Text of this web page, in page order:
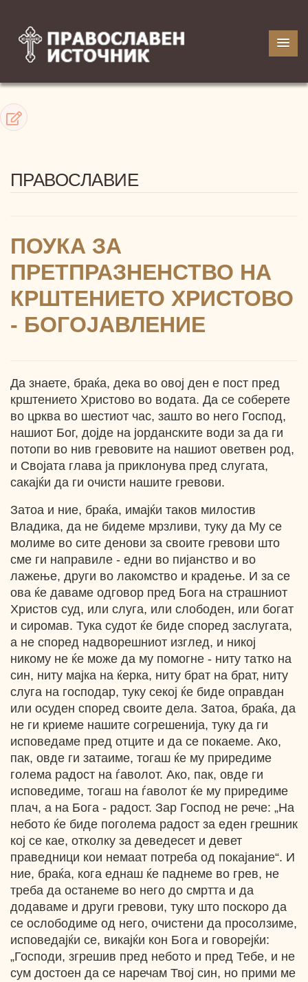
ПРАВОСЛАВИЕ
ПОУКА ЗА
ПРЕТПРАЗНЕНСТВО НА
КРШТЕНИЕТО ХРИСТОВО
- БОГОЈАВЛЕНИЕ
Да знаете, браќа, дека во овој ден е пост пред
крштението Христово во водата. Да се соберете
во црква во шестиот час, зашто во него Господ,
нашиот Бог, дојде на јорданските води за да ги
потопи во нив гревовите на нашиот оветвен род,
и Својата глава ја приклонува пред слугата,
сакајќи да ги очисти нашите гревови.
Затоа и ние, браќа, имајќи таков милостив
Владика, да не бидеме мрзливи, туку да Му се
молиме во сите денови за своите гревови што
сме ги направиле - едни во пијанство и во
лажење, други во лакомство и крадење. И за се
ова ќе даваме одговор пред Бога на страшниот
Христов суд, или слуга, или слободен, или богат
и сиромав. Тука судот ќе биде според заслугата,
а не според надворешниот изглед, и никој
никому не ќе може да му помогне - ниту татко на
син, ниту мајка на ќерка, ниту брат на брат, ниту
слуга на господар, туку секој ќе биде оправдан
или осуден според своите дела. Затоа, браќа, да
не ги криеме нашите согрешенија, туку да ги
исповедаме пред отците и да се покаеме. Ако,
пак, овде ги затаиме, тогаш ќе му приредиме
голема радост на ѓаволот. Ако, пак, овде ги
исповедиме, тогаш на ѓаволот ќе му приредиме
плач, а на Бога - радост. Зар Господ не рече: „На
небото ќе биде поголема радост за еден грешник
кој се кае, отколку за деведесет и девет
праведници кои немаат потреба од покајание“. И
ние, браќа, кога еднаш ќе паднеме во грев, не
треба да останеме во него до смртта и да
додаваме и други гревови, туку што поскоро да
се ослободиме од него, очистени да просолзиме,
исповедајќи се, викајќи кон Бога и говорејќи:
„Господи, згрешив пред небото и пред Тебе, и не
сум достоен да се наречам Твој син, но прими ме